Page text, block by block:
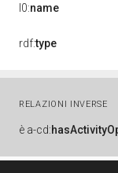
l0:name
rdf:type
RELAZIONI INVERSE
è a-cd: